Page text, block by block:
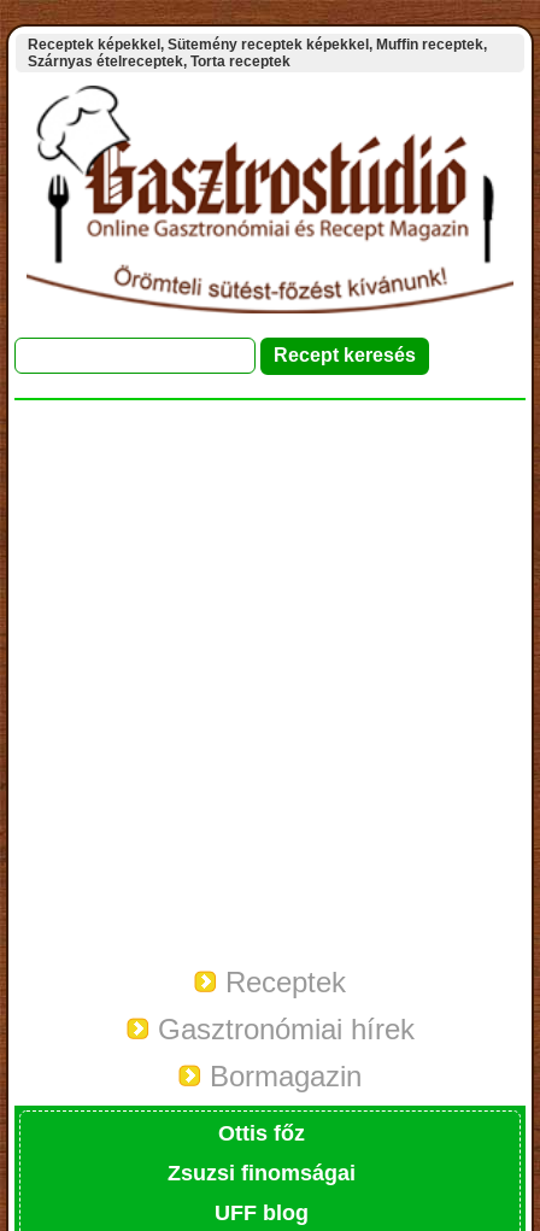
Receptek képekkel, Sütemény receptek képekkel, Muffin receptek,
Szárnyas ételreceptek, Torta receptek
Receptek
Gasztronómiai hírek
Bormagazin
Ottis főz
Zsuzsi finomságai
UFF blog